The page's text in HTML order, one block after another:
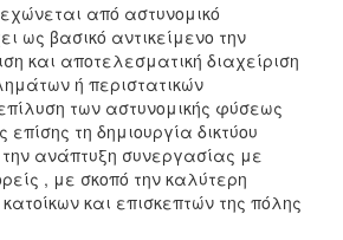
από αστυνομικό
ως βασικό αντικείμενο την
και αποτελεσματική διαχείριση
ή περιστατικών
των αστυνομικής φύσεως
τη δημιουργία δικτύου
την ανάπτυξη συνεργασίας με
, με σκοπό την καλύτερη
και επισκεπτών της πόλης